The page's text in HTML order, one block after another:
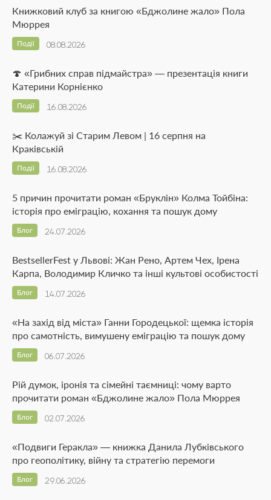
Книжковий клуб за книгою «Бджолине жало» Пола
Мюррея
08.08.2026
Події
🍄 «Грибних справ підмайстра» — презентація книги
Катерини Корнієнко
16.08.2026
Події
✂️ Колажуй зі Старим Левом | 16 серпня на
Краківській
16.08.2026
Події
5 причин прочитати роман «Бруклін» Колма Тойбіна:
історія про еміграцію, кохання та пошук дому
24.07.2026
Блог
BestsellerFest у Львові: Жан Рено, Артем Чех, Ірена
Карпа, Володимир Кличко та інші культові особистості
14.07.2026
Блог
«На захід від міста» Ганни Городецької: щемка історія
про самотність, вимушену еміграцію та пошук дому
06.07.2026
Блог
Рій думок, іронія та сімейні таємниці: чому варто
прочитати роман «Бджолине жало» Пола Мюррея
02.07.2026
Блог
«Подвиги Геракла» — книжка Данила Лубківського
про геополітику, війну та стратегію перемоги
29.06.2026
Блог